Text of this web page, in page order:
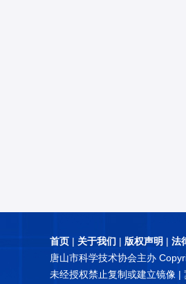
首页 | 关于我们 | 版权声明 | 法
唐山市科学技术协会主办
未经授权禁止复制或建立镜像 |